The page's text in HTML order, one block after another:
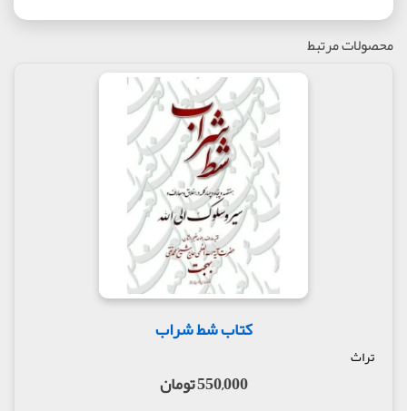
شرایطی بدست آورد که کوچکترین اهمالی در انجام
کنار انجام این وظایف توانست به چنان درجه‌ای برسد که
بگوید: در نوشته‌هایم کمتر از امور خارجی کمک گرفته‌ام،
نمیگویم که از غیب خبر دارم، اما اغلب معنویات و معارف
را از استاد فرا نگرفته‌ام و غالب نوشته‌هایم با ارشاد و
کمک او (سبحانه) بوده است».
از بانو مجتهده امین آثار مکتوب فراوانی بجا مانده است
که اگر علاقه‌مند به خواندن بخشی از مهمترین توصیه‌های
اخلاقی و سلوکی او باشید، خواندن کتاب «سرو ناز» یکی از
بهترین راه‌ها است. سرو ناز با زیر عنوان «هفتصد و پنجاه
کلمه در اخلاق و سیر و سلوک الی الله از عارفه مجتهده،
حکیمه متالهه حاجیه خانم امین» منتشر شده است.
گردآورنده این کتاب با مراجعه به آثار بانو امین این
سخنان را گلچین نموده و در کنار یکدیگر قرار داده است.
گردآورنده «سرو ناز» که پیش از این کتاب «باده گلگون»
را منتشر کرده بود، در مقدمه کتاب حکایت شکل گرفتن
آن را چنین بیان کرده است: «پس از آنکه کلمات حضرت
جمال العارفین آیت الله میرزا جواد آقا ملکی
تبریزی(قدس سره) را تنظیم نمودم و به نام باده گلگون
انتشار یافت، شبی در عالم رویا صدایی شنیدم که
محصولات مرتبط
کتاب شط شراب
تراث
550,000 تومان